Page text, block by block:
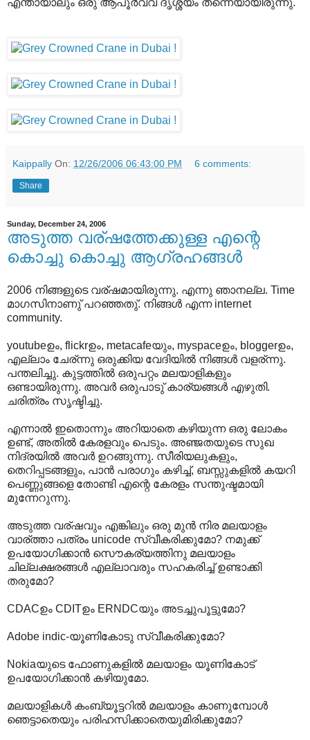
Kaippally On: 12/26/2006 06:43:00 PM 6 comments:
Share
Sunday, December 24, 2006
അടുത്ത വര്ഷത്തേക്കുള്ള എന്റെ
കൊച്ചു കൊച്ചു ആഗ്രഹങ്ങള്‍
2006 നിങ്ങളുടെ വര്ഷമായിരുന്നു. എന്നു ഞാനല്ല. Time
മാഗസിനാണു് പറഞ്ഞതു്. നിങ്ങള്‍ എന്ന internet
community.
youtubeഉം, flickrഉം, metacafeയും, myspaceഉം, bloggerഉം,
എല്ലാം ചേര്ന്നു ഒരുക്കിയ വേദിയില്‍ നിങ്ങള്‍ വളര്ന്നു.
പന്തലിച്ചു. കുട്ടത്തില്‍ ഒരുപറ്റം മലയാളികളും
ഒണ്ടായിരുന്നു. അവര്‍ ഒരുപാടു് കാര്യങ്ങള്‍ എഴുതി.
ചരിത്രം സൃഷ്ടിച്ചു.
എന്നാല്‍ ഇതൊന്നും അറിയാതെ കഴിയുന്ന ഒരു ലോകം
ഉണ്ട്, അതില്‍ കേരളവും പെടും. അഞ്ജതയുടെ സുഖ
നിദ്രയില്‍ അവര്‍ ഉറങ്ങുന്നു. സീരിയലുകളും,
തെറിപ്പടങ്ങളും, പാന്‍ പരാഗും കഴിച്ച്, ബസ്സുകളില്‍ കയറി
പെണ്ണുങ്ങളെ തോണ്ടി എന്റെ കേരളം സന്തുഷ്ടമായി
മുന്നേറുന്നു.
അടുത്ത വര്ഷവും എങ്കിലും ഒരു മുന്‍ നിര മലയാളം
വാര്ത്താ പത്രം unicode സ്വീകരിക്കുമോ? നമുക്ക്
ഉപയോഗിക്കാന്‍ സൌകര്യത്തിനു മലയാളം
ചില്ലക്ഷരങ്ങള്‍ എല്ലാവരും സഹകരിച്ച് ഉണ്ടാക്കി
തരുമോ?
CDACഉം CDITഉം ERNDCയും അടച്ചുപൂട്ടുമോ?
Adobe indic-യൂണികോടു സ്വീകരിക്കുമോ?
Nokiaയുടെ ഫോണുകളില്‍ മലയാളം യൂണികോട്
ഉപയോഗിക്കാന്‍ കഴിയുമോ.
മലയാളികള്‍ കംബ്യൂട്ടറില്‍ മലയാളം കാണുമ്പോള്‍
ഞെട്ടാതെയും പരിഹസിക്കാതെയുമിരിക്കുമോ?